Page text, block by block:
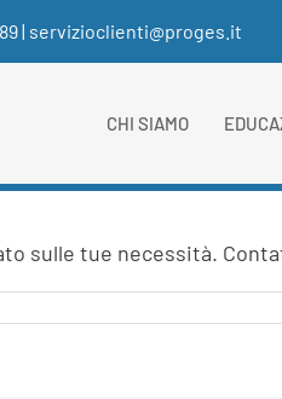
| servizioclienti@proges.it
CHI SIAMO
sulle tue necessità.